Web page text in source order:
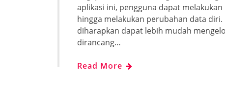
aplikasi ini, pengguna dapat
hingga melakukan perubahan data diri.
diharapkan dapat lebih mudah
dirancang…
Read More